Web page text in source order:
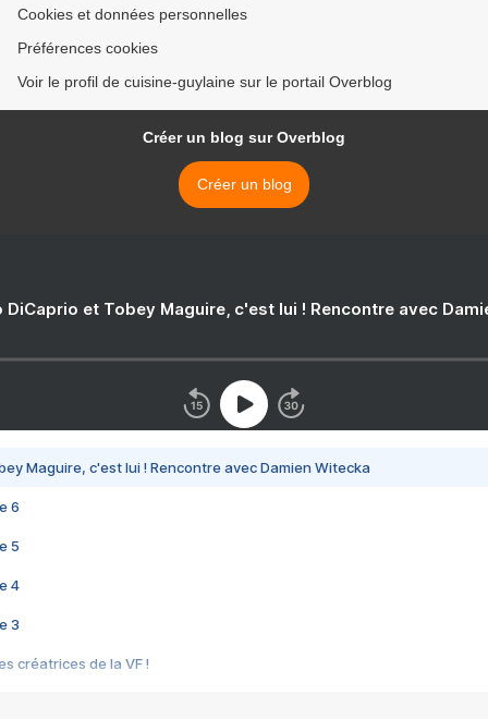
Cookies et données personnelles
Préférences cookies
Voir le profil de cuisine-guylaine sur le portail Overblog
Créer un blog sur Overblog
Créer un blog
DiCaprio et Tobey Maguire, c'est lui ! Rencontre avec
Maguire, c'est lui ! Rencontre avec Damien Witecka
6
5
4
3
créatrices de la VF !